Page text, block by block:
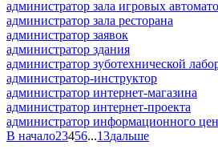
администратор зала игровых
администратор зала ресторана
администратор заявок
администратор здания
администратор зуботехнической
администратор-инструктор
администратор интернет-магазина
администратор интернет-проекта
администратор информационного
В начало23456...13дальше